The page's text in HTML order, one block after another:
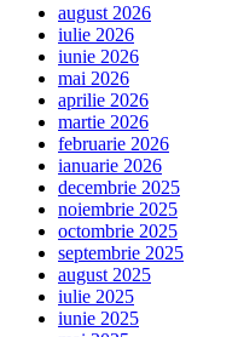
august 2026
iulie 2026
iunie 2026
mai 2026
aprilie 2026
martie 2026
februarie 2026
ianuarie 2026
decembrie 2025
noiembrie 2025
octombrie 2025
septembrie 2025
august 2025
iulie 2025
iunie 2025